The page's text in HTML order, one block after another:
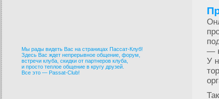
Мы рады видеть Вас на страницах Пассат-Клуб!
Здесь Вас ждет непрерывное общение, форум,
встречи клуба, скидки от партнеров клуба,
и просто теплое общение в кругу друзей.
Все это — Passat-Club!
—
У